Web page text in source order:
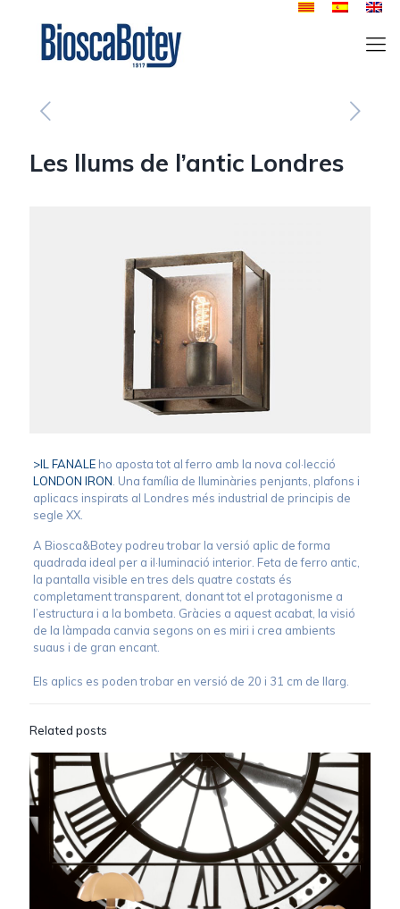
Les llums de l’antic Londres
>IL FANALEho aposta tot al ferro amb la nova col·lecció
LONDON IRON. Una família de lluminàries penjants, plafons i
aplicacs inspirats al Londres més industrial de principis de
segle XX.
A Biosca&Botey podreu trobar la versió aplic de forma
quadrada ideal per a il·luminació interior. Feta de ferro antic,
la pantalla visible en tres dels quatre costats és
completament transparent, donant tot el protagonisme a
l’estructura i a la bombeta. Gràcies a aquest acabat, la visió
de la làmpada canvia segons on es miri i crea ambients
suaus i de gran encant.
Els aplics es poden trobar en versió de 20 i 31 cm de llarg.
Related posts